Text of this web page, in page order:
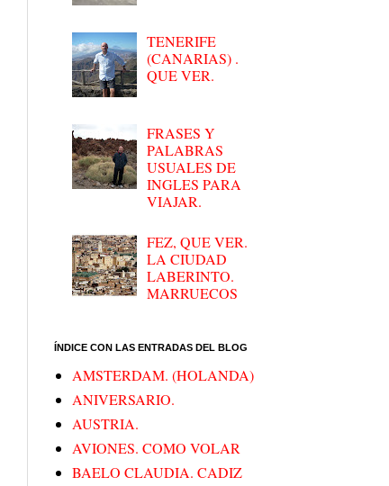
TENERIFE
(CANARIAS) .
QUE VER.
FRASES Y
PALABRAS
USUALES DE
INGLES PARA
VIAJAR.
FEZ, QUE VER.
LA CIUDAD
LABERINTO.
MARRUECOS
ÍNDICE CON LAS ENTRADAS DEL BLOG
AMSTERDAM. (HOLANDA)
ANIVERSARIO.
AUSTRIA.
AVIONES. COMO VOLAR
BAELO CLAUDIA. CADIZ